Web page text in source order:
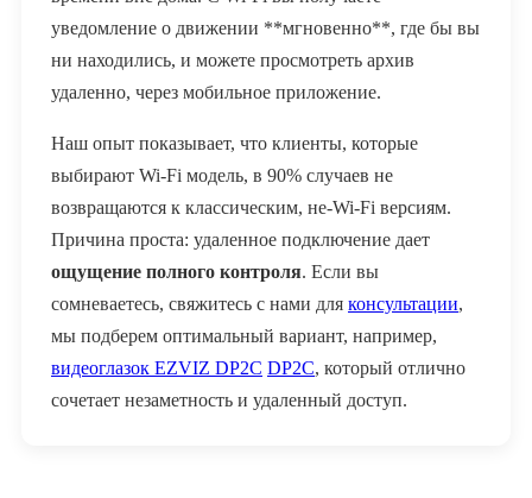
уведомление о движении **мгновенно**, где бы вы
ни находились, и можете просмотреть архив
удаленно, через мобильное приложение.
Наш опыт показывает, что клиенты, которые
выбирают Wi-Fi модель, в 90% случаев не
возвращаются к классическим, не-Wi-Fi версиям.
Причина проста: удаленное подключение дает
ощущение полного контроля. Если вы
сомневаетесь, свяжитесь с нами для консультации,
мы подберем оптимальный вариант, например,
видеоглазок EZVIZ DP2C DP2C, который отлично
сочетает незаметность и удаленный доступ.